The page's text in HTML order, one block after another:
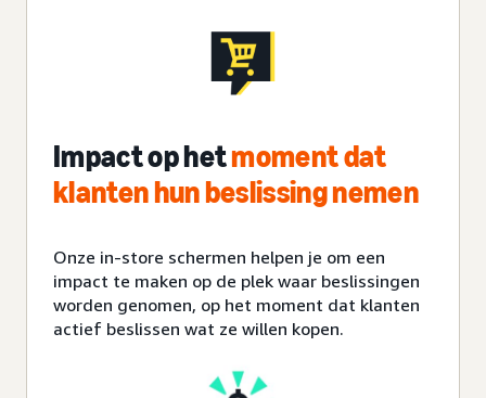
Impact op hetmoment dat
klanten hun beslissing nemen
Onze in-store schermen helpen je om een
impact te maken op de plek waar beslissingen
worden genomen, op het moment dat klanten
actief beslissen wat ze willen kopen.